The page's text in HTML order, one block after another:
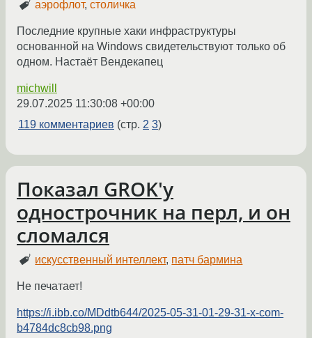
аэрофлот,столичка
Последние крупные хаки инфраструктуры
основанной на Windows свидетельствуют только об
одном. Настаёт Вендекапец
michwill
29.07.2025 11:30:08 +00:00
119 комментариев (стр. 2 3)
Показал GROK'у
однострочник на перл, и он
сломался
искусственный интеллект, патч бармина
Не печатает!
https://i.ibb.co/MDdtb644/2025-05-31-01-29-31-x-com-
b4784dc8cb98.png